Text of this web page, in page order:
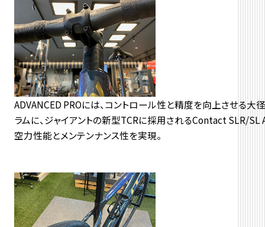
ADVANCED PROには、コントロール性と精度を向上させる
ラムに、ジャイアントの新型TCRに採用されるContact SLR/
空力性能とメンテンナンス性を実現。